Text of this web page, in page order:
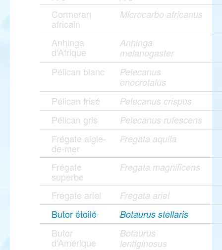
Cormoran
africain
Microcarbo africanus
Anhinga
d'Afrique
Anhinga
melanogaster
Pélican blanc
Pelecanus
onocrotalus
Pélican frisé Pelecanus crispus
Pélican gris Pelecanus rufescens
Frégate aigle-
de-mer
Fregata aquila
Frégate
superbe
Fregata magnificens
Frégate ariel Fregata ariel
Butor étoilé Botaurus stellaris
Butor
d'Amérique
Botaurus
lentiginosus